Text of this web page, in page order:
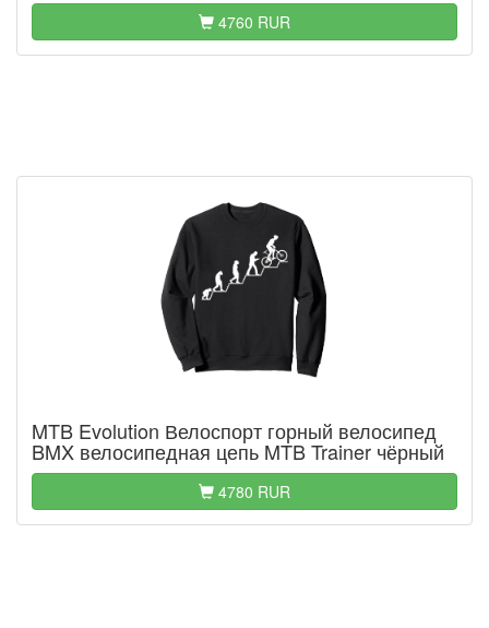
4760 RUR
MTB Evolution Велоспорт горный велосипед
BMX велосипедная цепь MTB Trainer чёрный
4780 RUR